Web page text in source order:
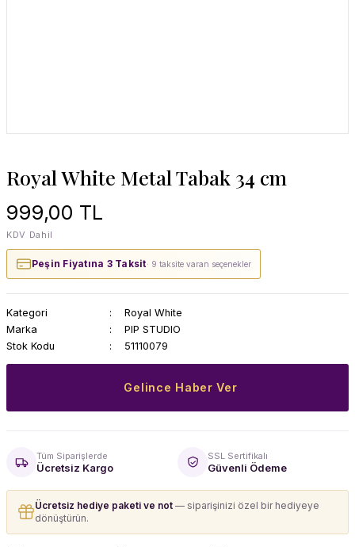
Royal White Metal Tabak 34 cm
999,00 TL
KDV Dahil
Peşin Fiyatına 3 Taksit· 9 taksite varan seçenekler
Kategori
Royal White
Marka
PIP STUDIO
Stok Kodu
51110079
Gelince Haber Ver
Tüm Siparişlerde
Ücretsiz Kargo
SSL Sertifikalı
Güvenli Ödeme
Ücretsiz hediye paketi ve not — siparişinizi özel bir hediyeye
dönüştürün.